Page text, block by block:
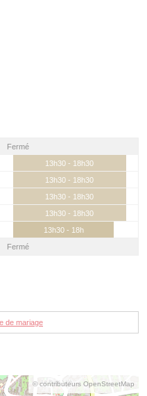
Fermé
13h30 - 18h30
13h30 - 18h30
13h30 - 18h30
13h30 - 18h30
13h30 - 18h
Fermé
de mariage
© contributeurs OpenStreetMap